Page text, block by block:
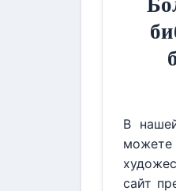
В
сайт